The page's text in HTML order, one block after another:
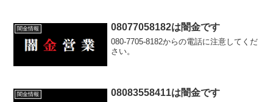
闇金情報 08077058182は闇金です
080-7705-8182からの電話に注意してくだ
さい。
闇金情報 08083558411は闇金です